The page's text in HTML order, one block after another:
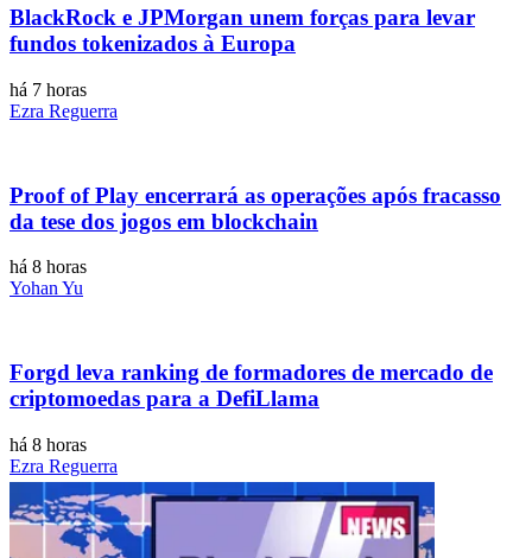
BlackRock e JPMorgan unem forças para levar
fundos tokenizados à Europa
há 7 horas
Ezra Reguerra
Proof of Play encerrará as operações após fracasso
da tese dos jogos em blockchain
há 8 horas
Yohan Yu
Forgd leva ranking de formadores de mercado de
criptomoedas para a DefiLlama
há 8 horas
Ezra Reguerra